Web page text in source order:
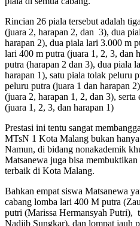
Rincian 26 piala tersebut adalah
(juara 2, harapan 2, dan 3), dua
harapan 2), dua piala lari 3.000 m
lari 400 m putra (juara 1, 2, 3, dan
putra (harapan 2 dan 3), dua piala
harapan 1), satu piala tolak peluru
peluru putra (juara 1 dan harapan
(juara 2, harapan 1, 2, dan 3),
(juara 1, 2, 3, dan harapan 1)
Prestasi ini tentu sangat
MTsN 1 Kota Malang bukan
Namun, di bidang nonakademik
Matsanewa juga bisa
terbaik di Kota Malang.
Bahkan empat siswa Matsanewa
cabang lomba lari 400 M putra
putri (Marissa Hermansyah Putri),
Nadjib Sungkar), dan lompat jauh